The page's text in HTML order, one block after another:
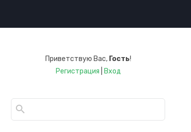
Приветствую Вас, Гость!
Регистрация
Вход